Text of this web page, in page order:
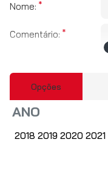
Nome:
Comentário:
Avaliação:
CAPTCHA
Opções
ANO
2018 2019 2020